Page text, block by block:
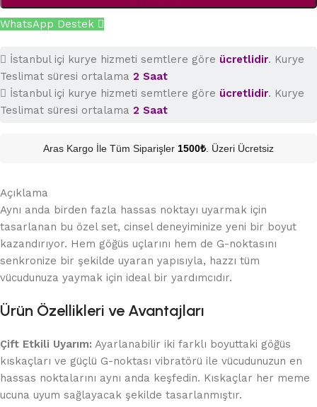
WhatsApp Destek
İstanbul içi kurye hizmeti semtlere göre ücretlidir. Kurye
Teslimat süresi ortalama 2 Saat
İstanbul içi kurye hizmeti semtlere göre ücretlidir. Kurye
Teslimat süresi ortalama 2 Saat
Aras Kargo İle Tüm Siparişler 1500₺ . Üzeri Ücretsiz
Açıklama
Aynı anda birden fazla hassas noktayı uyarmak için
tasarlanan bu özel set, cinsel deneyiminize yeni bir boyut
kazandırıyor. Hem göğüs uçlarını hem de G-noktasını
senkronize bir şekilde uyaran yapısıyla, hazzı tüm
vücudunuza yaymak için ideal bir yardımcıdır.
Ürün Özellikleri ve Avantajları
Çift Etkili Uyarım: Ayarlanabilir iki farklı boyuttaki göğüs
kıskaçları ve güçlü G-noktası vibratörü ile vücudunuzun en
hassas noktalarını aynı anda keşfedin. Kıskaçlar her meme
ucuna uyum sağlayacak şekilde tasarlanmıştır.